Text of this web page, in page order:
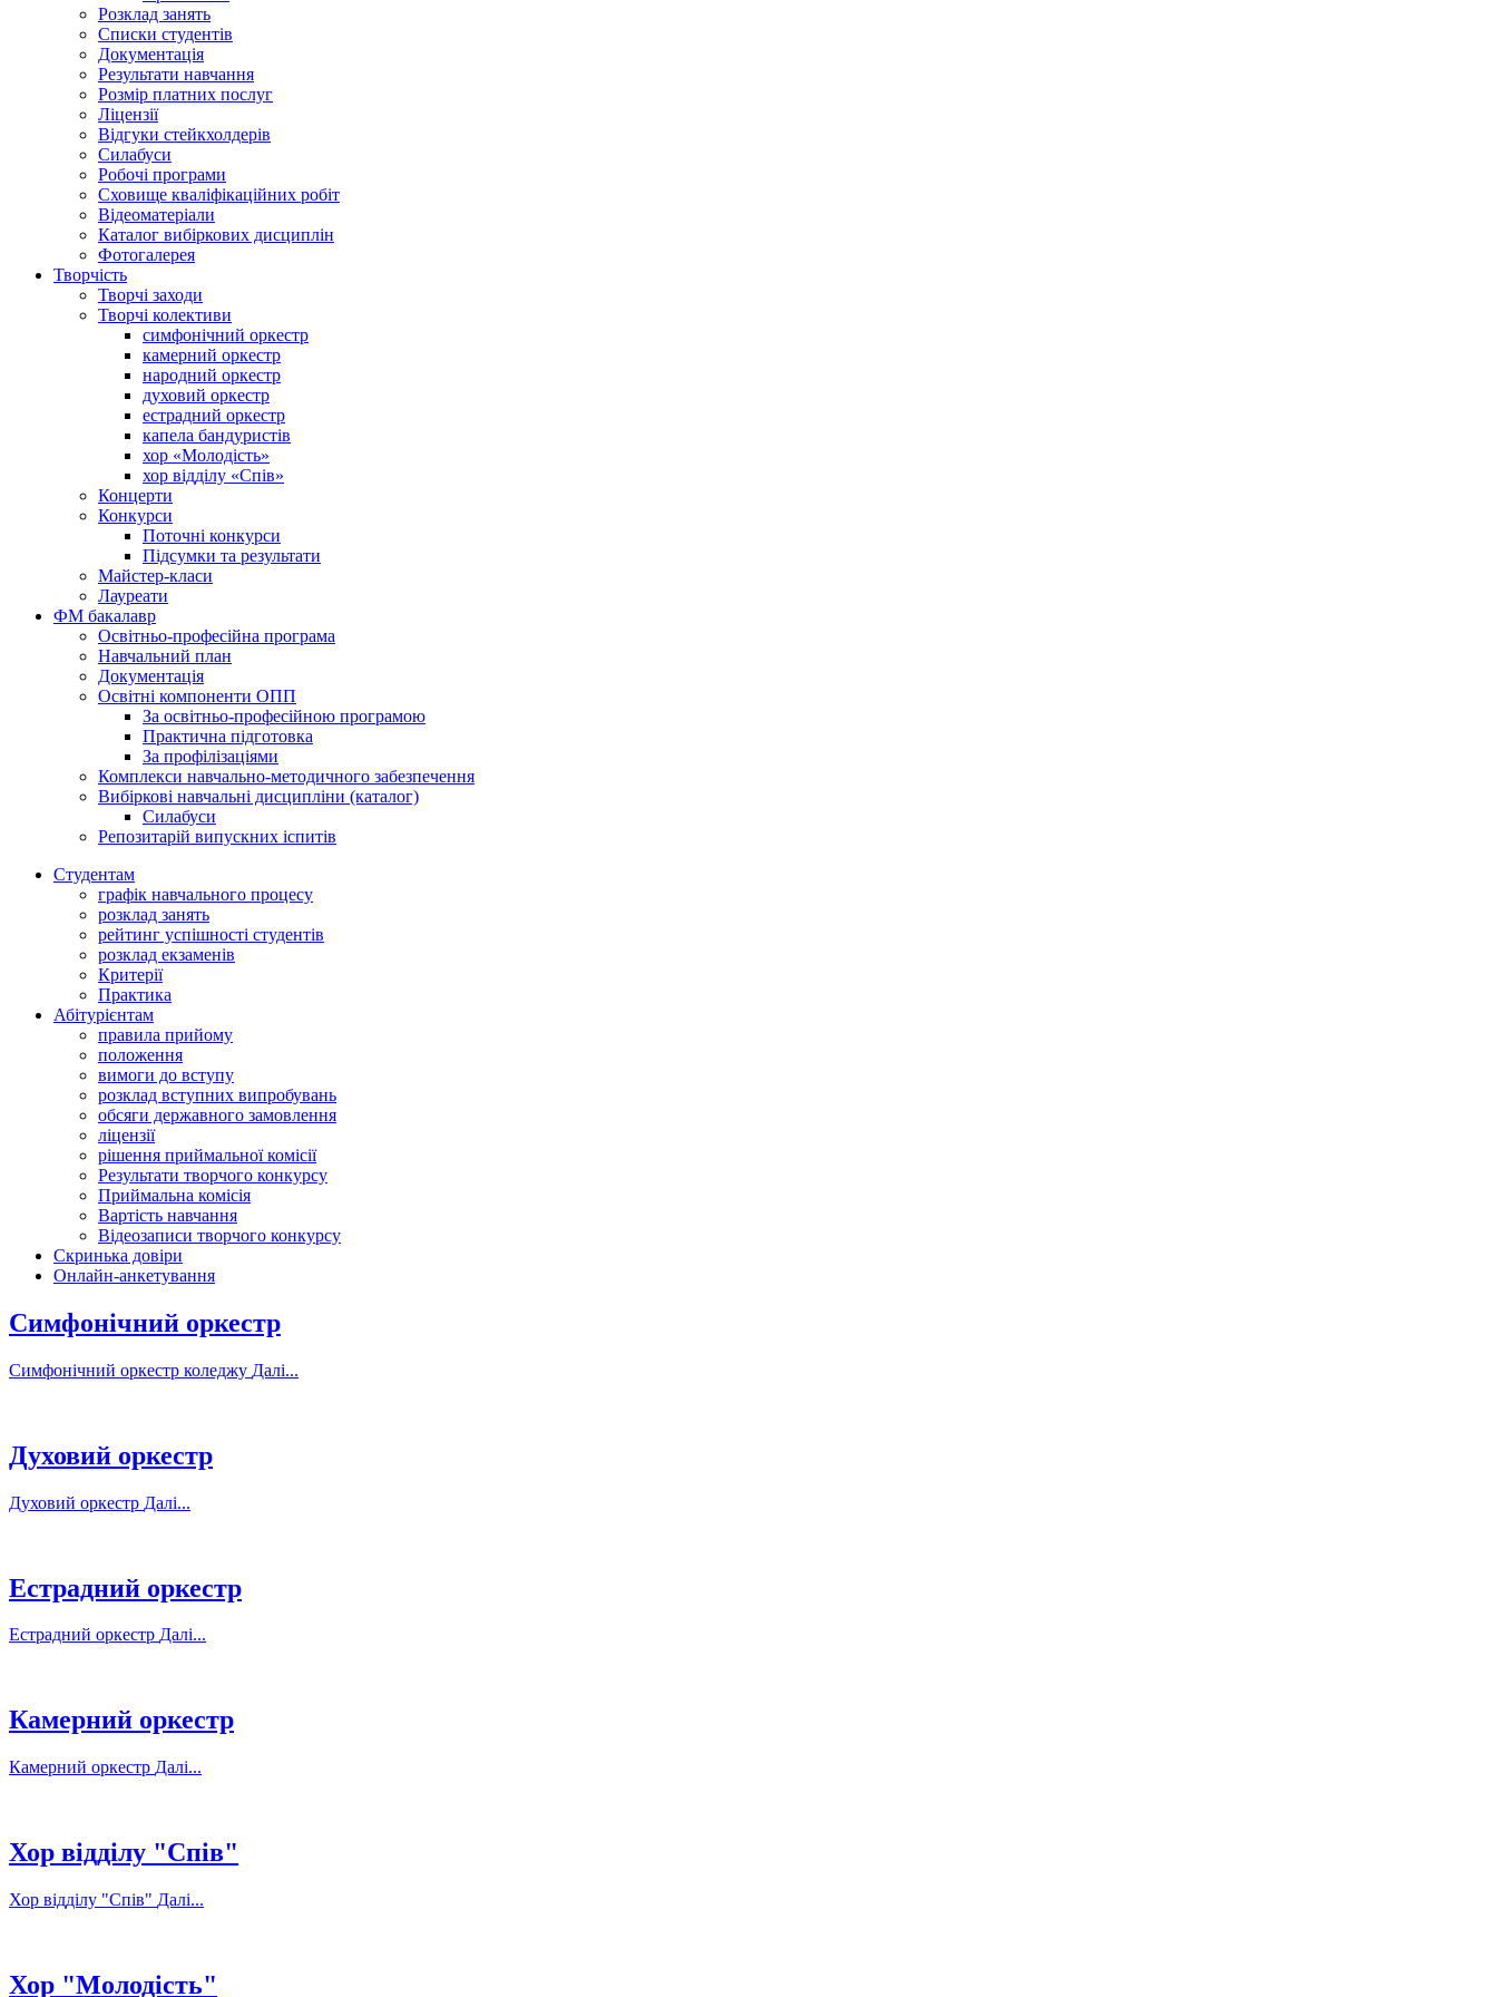
Розклад занять
Списки студентів
Документація
Результати навчання
Розмір платних послуг
Ліцензії
Відгуки стейкхолдерів
Силабуси
Робочі програми
Сховище кваліфікаційних робіт
Відеоматеріали
Каталог вибіркових дисциплін
Фотогалерея
Творчість
Творчі заходи
Творчі колективи
симфонічний оркестр
камерний оркестр
народний оркестр
духовий оркестр
естрадний оркестр
капела бандуристів
хор «Молодість»
хор відділу «Спів»
Концерти
Конкурси
Поточні конкурси
Підсумки та результати
Майстер-класи
Лауреати
ФМ бакалавр
Освітньо-професійна програма
Навчальний план
Документація
Освітні компоненти ОПП
За освітньо-професійною програмою
Практична підготовка
За профілізаціями
Комплекси навчально-методичного забезпечення
Вибіркові навчальні дисципліни (каталог)
Силабуси
Репозитарій випускних іспитів
Студентам
графік навчального процесу
розклад занять
рейтинг успішності студентів
розклад екзаменів
Критерії
Практика
Абітурієнтам
правила прийому
положення
вимоги до вступу
розклад вступних випробувань
обсяги державного замовлення
ліцензії
рішення приймальної комісії
Результати творчого конкурсу
Приймальна комісія
Вартість навчання
Відеозаписи творчого конкурсу
Скринька довіри
Онлайн-анкетування
Симфонічний оркестр
Симфонічний оркестр коледжу Далі...
Духовий оркестр
Духовий оркестр Далі...
Естрадний оркестр
Естрадний оркестр Далі...
Камерний оркестр
Камерний оркестр Далі...
Хор відділу "Спів"
Хор відділу "Спів" Далі...
Хор "Молодість"